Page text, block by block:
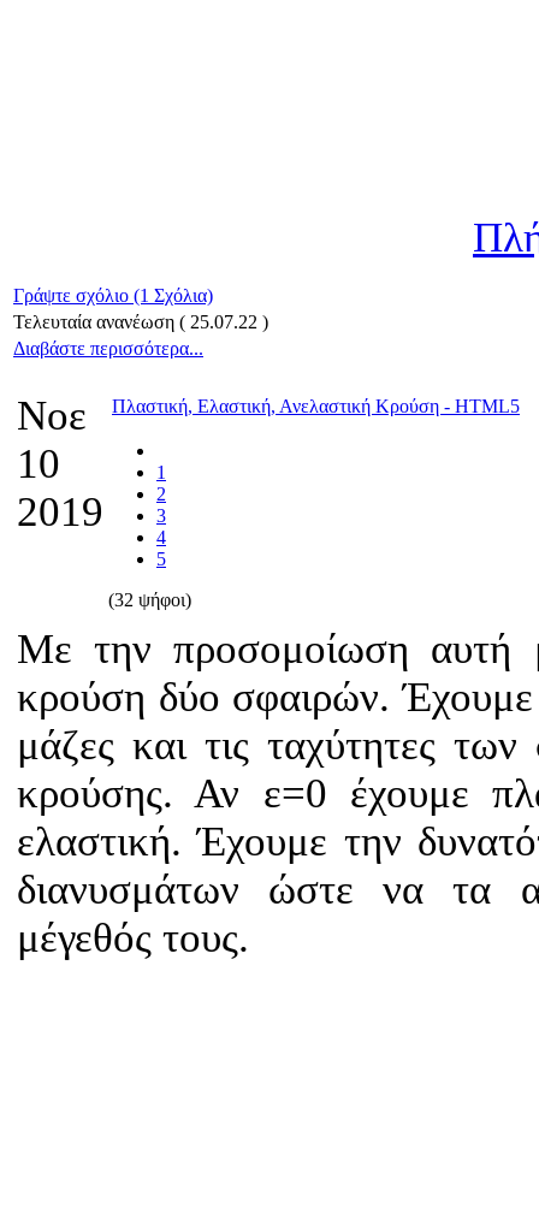
Γράψτε σχόλιο (1 Σχόλια)
Τελευταία ανανέωση ( 25.07.22 )
Διαβάστε περισσότερα...
Νοε
10
2019
Πλαστική, Ελαστική, Ανελαστική Κρούση - HTML5
1
2
3
4
5
(32 ψήφοι)
Με την προσομοίωση αυτή
κρούση δύο σφαιρών. Έχουμε
μάζες και τις ταχύτητες
κρούσης. Αν ε=0 έχουμε
ελαστική. Έχουμε την
διανυσμάτων ώστε να τα
μέγεθός τους.